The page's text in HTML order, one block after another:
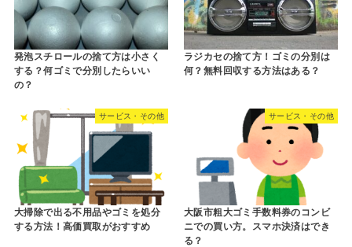
発泡スチロールの捨て方は小さく
する？何ゴミで分別したらいい
の？
ラジカセの捨て方！ゴミの分別は
何？無料回収する方法はある？
サービス・その他
大掃除で出る不用品やゴミを処分
する方法！高価買取がおすすめ
サービス・その他
大阪市粗大ゴミ手数料券のコンビ
ニでの買い方。スマホ決済はでき
る？